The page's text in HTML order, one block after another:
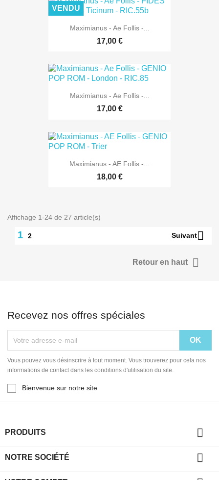
Maximianus - Ae Follis -...
17,00 €
VENDU
Maximianus - Ae Follis -...
17,00 €
Maximianus - AE Follis -...
18,00 €
Affichage 1-24 de 27 article(s)
1 2 Suivant
Retour en haut 
Recevez nos offres spéciales
Vous pouvez vous désinscrire à tout moment. Vous trouverez pour cela nos
informations de contact dans les conditions d'utilisation du site.
Bienvenue sur notre site
PRODUITS 
NOTRE SOCIÉTÉ 